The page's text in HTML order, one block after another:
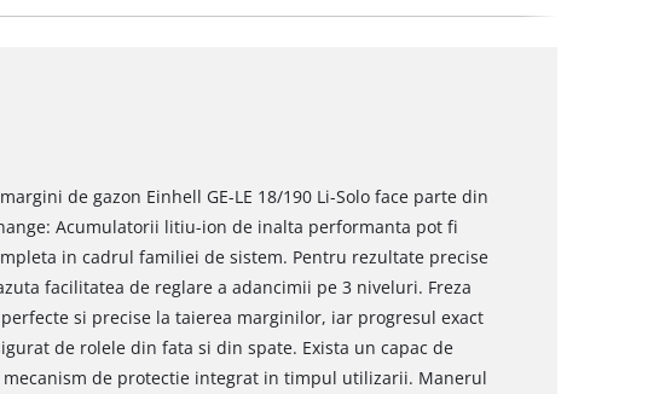
de gazon Einhell GE-LE 18/190 Li-Solo face parte din
Acumulatorii litiu-ion de inalta performanta pot fi
in cadrul familiei de sistem. Pentru rezultate precise
facilitatea de reglare a adancimii pe 3 niveluri. Freza
si precise la taierea marginilor, iar progresul exact
de rolele din fata si din spate. Exista un capac de
de protectie integrat in timpul utilizarii. Manerul